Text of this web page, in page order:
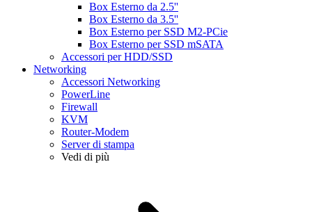
Box Esterno da 2.5''
Box Esterno da 3.5''
Box Esterno per SSD M2-PCie
Box Esterno per SSD mSATA
Accessori per HDD/SSD
Networking
Accessori Networking
PowerLine
Firewall
KVM
Router-Modem
Server di stampa
Vedi di più